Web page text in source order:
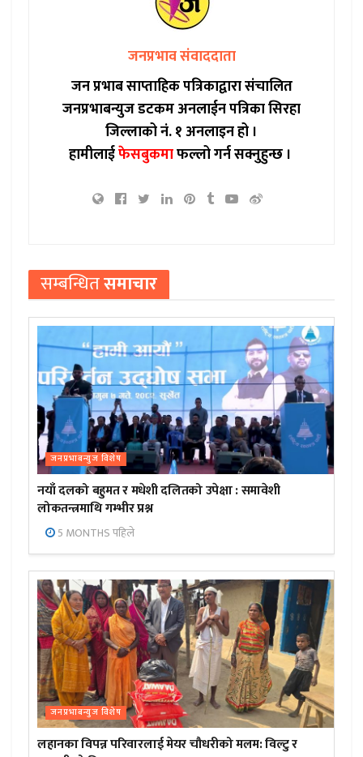
जनप्रभाव संवाददाता
जन प्रभाब साप्ताहिक पत्रिकाद्वारा संचालित
जनप्रभाबन्युज डटकम अनलाईन पत्रिका सिरहा
जिल्लाको नं. १ अनलाइन हो ।
हामीलाईफेसबुकमाफल्लो गर्न सक्नुहुन्छ ।
सम्बन्धितसमाचार
जनप्रभाबन्युज विशेष
नयाँ दलको बहुमत र मधेशी दलितको उपेक्षा : समावेशी
लोकतन्त्रमाथि गम्भीर प्रश्न
5 MONTHS पहिले
जनप्रभाबन्युज विशेष
लहानका विपन्न परिवारलाई मेयर चौधरीको मलम: विल्टु र